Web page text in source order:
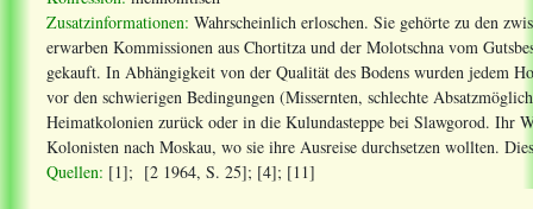
Zusatzinformationen: Wahrscheinlich erloschen. Sie gehörte zu den
erwarben Kommissionen aus Chortitza und der Molotschna vom
gekauft. In Abhängigkeit von der Qualität des Bodens wurden jedem
vor den schwierigen Bedingungen (Missernten, schlechte
Heimatkolonien zurück oder in die Kulundasteppe bei Slawgorod. Ihr
Kolonisten nach Moskau, wo sie ihre Ausreise durchsetzen wollten.
Quellen: [1]; [2 1964, S. 25]; [4]; [11]